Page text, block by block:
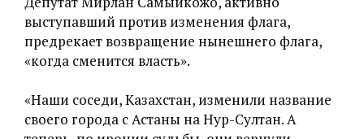
выступавший против изменения флага,
предрекает возвращение нынешнего флага,
«когда сменится власть».
«Наши соседи, Казахстан, изменили название
своего города с Астаны на Нур-Султан. А